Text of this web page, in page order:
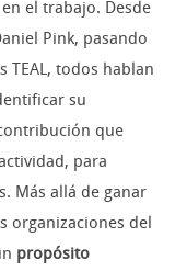
el trabajo. Desde
Pink, pasando
TEAL, todos hablan
su
que
para
Más allá de ganar
organizaciones del
propósito